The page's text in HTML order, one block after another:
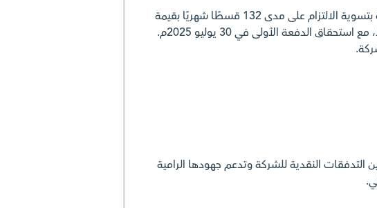
3. تسمح خطة التقسيط المعتمدة بتسوية الالتزام على مدى 132 قسطًا شهريًا بقيمة
104,646 ريال سعودي لكل قسط، مع استحقاق الدفعة الأولى في 30 يوليو 2025م.
النقدية للشركة وتدعم جهودها الرامية